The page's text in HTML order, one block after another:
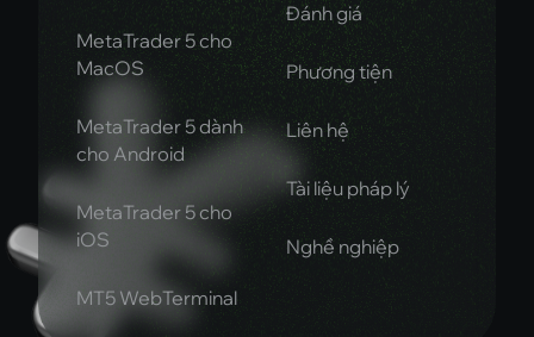
MetaTrader 5 cho
MacOS
MetaTrader 5 dành
cho Android
MetaTrader 5 cho
iOS
MT5 WebTerminal
Đánh giá
Phương tiện
Liên hệ
Tài liệu pháp lý
Nghề nghiệp